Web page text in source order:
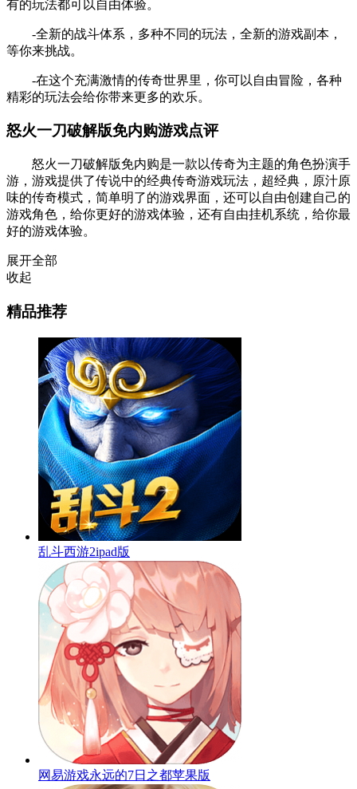
有的玩法都可以自由体验。
-全新的战斗体系，多种不同的玩法，全新的游戏副本，
等你来挑战。
-在这个充满激情的传奇世界里，你可以自由冒险，各种
精彩的玩法会给你带来更多的欢乐。
怒火一刀破解版免内购游戏点评
怒火一刀破解版免内购是一款以传奇为主题的角色扮演手
游，游戏提供了传说中的经典传奇游戏玩法，超经典，原汁原
味的传奇模式，简单明了的游戏界面，还可以自由创建自己的
游戏角色，给你更好的游戏体验，还有自由挂机系统，给你最
好的游戏体验。
展开全部
收起
精品推荐
乱斗西游2ipad版
网易游戏永远的7日之都苹果版